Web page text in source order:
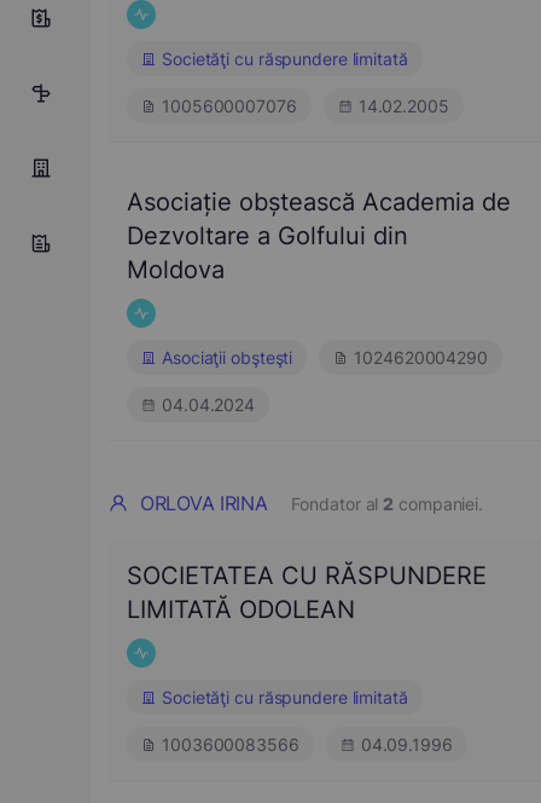
Societăţi cu răspundere limitată
1005600007076 14.02.2005
Asociație obștească Academia de
Dezvoltare a Golfului din
Moldova
Asociaţii obşteşti 1024620004290
04.04.2024
ORLOVA IRINA Fondator al 2 companiei.
SOCIETATEA CU RĂSPUNDERE
LIMITATĂ ODOLEAN
Societăţi cu răspundere limitată
1003600083566 04.09.1996